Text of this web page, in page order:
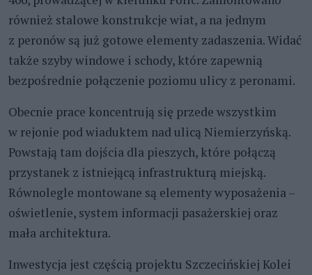
również stalowe konstrukcje wiat, a na jednym
z peronów są już gotowe elementy zadaszenia. Widać
także szyby windowe i schody, które zapewnią
bezpośrednie połączenie poziomu ulicy z peronami.
Obecnie prace koncentrują się przede wszystkim
w rejonie pod wiaduktem nad ulicą Niemierzyńską.
Powstają tam dojścia dla pieszych, które połączą
przystanek z istniejącą infrastrukturą miejską.
Równolegle montowane są elementy wyposażenia –
oświetlenie, system informacji pasażerskiej oraz
mała architektura.
Inwestycja jest częścią projektu Szczecińskiej Kolei